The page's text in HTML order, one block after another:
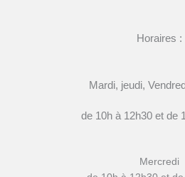
Horaires :
Mardi, jeudi,
de 10h à 12h30 et de
Mercredi